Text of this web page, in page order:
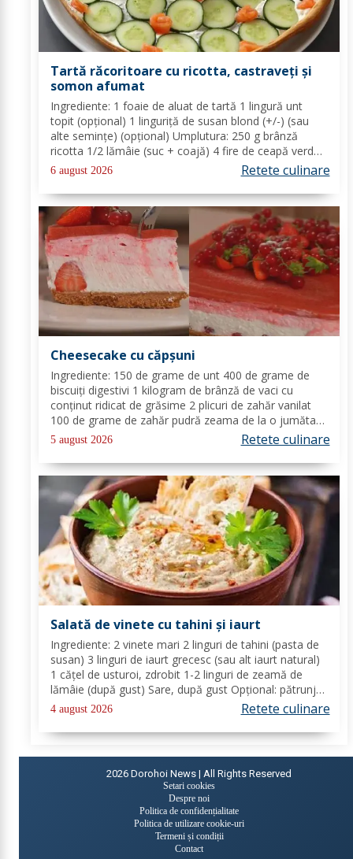
Tartă răcoritoare cu ricotta, castraveți și
somon afumat
Ingrediente: 1 foaie de aluat de tartă 1 lingură unt
topit (opțional) 1 linguriță de susan blond (+/-) (sau
alte semințe) (opțional) Umplutura: 250 g brânză
ricotta 1/2 lămâie (suc + coajă) 4 fire de ceapă verde
(+/-) piper Toppinguri: 1 castravete 80 gr somon
afumat 1 linguriță semințe de susan...
6 august 2026 Retete culinare
Cheesecake cu căpșuni
Ingrediente: 150 de grame de unt 400 de grame de
biscuiți digestivi 1 kilogram de brânză de vaci cu
conținut ridicat de grăsime 2 plicuri de zahăr vanilat
100 de grame de zahăr pudră zeama de la o jumătate
de lămâie 600 de mililitri de smântână pentru frișcă 4
foi de gelatină hidratate în apă rece...
5 august 2026 Retete culinare
Salată de vinete cu tahini și iaurt
Ingrediente: 2 vinete mari 2 linguri de tahini (pasta de
susan) 3 linguri de iaurt grecesc (sau alt iaurt natural)
1 cățel de usturoi, zdrobit 1-2 linguri de zeamă de
lămâie (după gust) Sare, după gust Opțional: pătrunjel
proaspăt tocat pentru decor Mod de preparare: Coace
vinetele pe grătar sau în...
4 august 2026 Retete culinare
2026 Dorohoi News | All Rights Reserved
Setari cookies
Despre noi
Politica de confidențialitate
Politica de utilizare cookie-uri
Termeni și condiții
Contact